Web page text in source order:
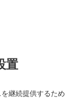
置
継続提供するため